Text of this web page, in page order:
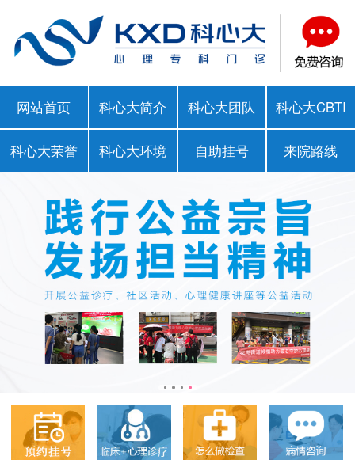
网站首页 科心大简介 科心大团队 科心大CBTI
科心大荣誉 科心大环境 自助挂号 来院路线